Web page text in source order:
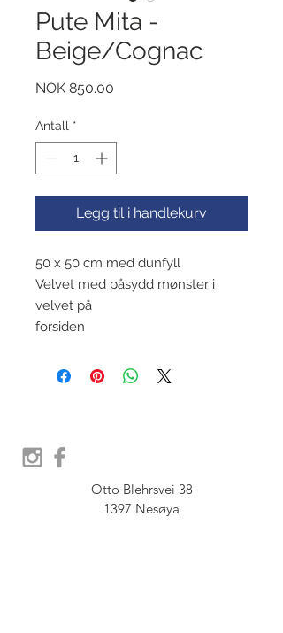
Pute Mita -
Beige/Cognac
NOK 850.00
Antall *
Legg til i handlekurv
50 x 50 cm med dunfyll
Velvet med påsydd mønster i
velvet på
forsiden
Otto Blehrsvei 38
1397 Nesøya